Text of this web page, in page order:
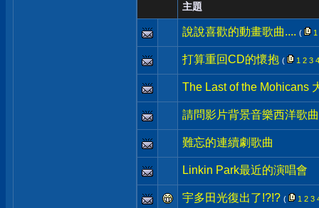
主題
說說喜歡的動畫歌曲.... ( 1
打算重回CD的懷抱 ( 1 2 3 4
The Last of the Mohicans
請問影片背景音樂西洋歌曲
難忘的連續劇歌曲
Linkin Park最近的演唱會
宇多田光復出了!?!? ( 1 2 3